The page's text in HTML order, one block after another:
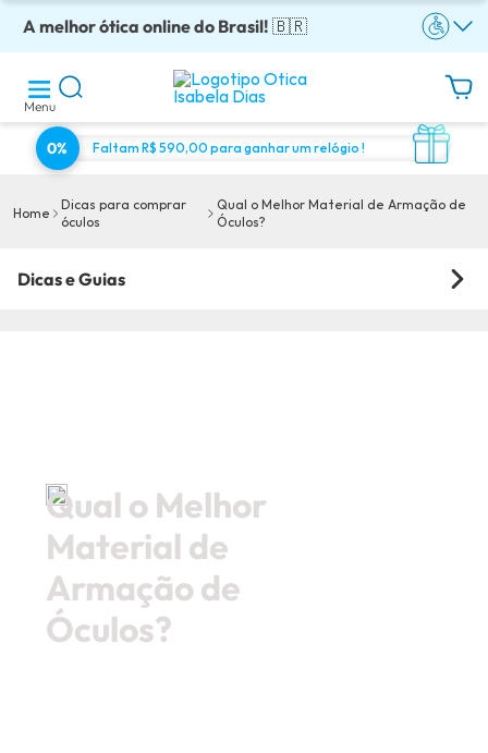
A melhor ótica online do Brasil!🇧🇷
Óculos completos armação + lentes a partir: R$199
Adquira em até 10x sem juros!
Enviamos para todo o Brasil!
Óculos de grau com preço justo!
Menu
0% Faltam R$ 590,00 para ganhar um relógio !
Home
Dicas para comprar
óculos
Qual o Melhor Material de Armação de
Óculos?
Dicas e Guias
Qual o Melhor
Material de
Armação de
Óculos?